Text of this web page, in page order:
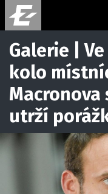
Galerie |
kolo
Macronova
utrží